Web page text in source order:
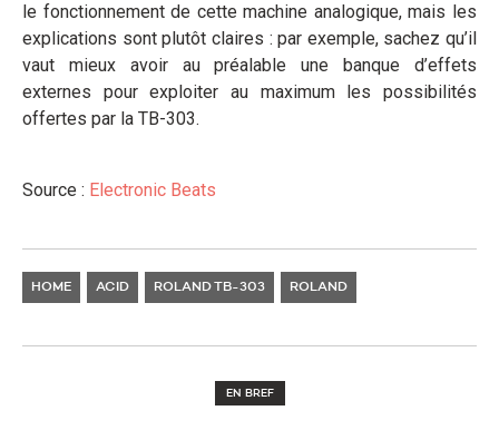
le fonctionnement de cette machine analogique, mais les
explications sont plutôt claires : par exemple, sachez qu’il
vaut mieux avoir au préalable une banque d’effets
externes pour exploiter au maximum les possibilités
offertes par la TB-303.
Source : Electronic Beats
HOME ACID ROLAND TB-303 ROLAND
EN BREF